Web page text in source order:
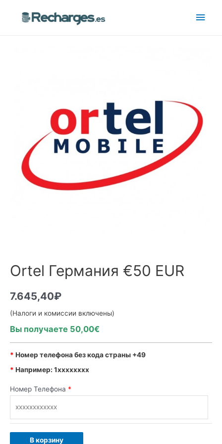
Ortel Германия €50 EUR
7.645,40₽
(Налоги и комиссии включены)
Вы получаете 50,00€
* Номер телефона без кода страны +49
* Например: 1xxxxxxxx
Номер Телефона *
В корзину